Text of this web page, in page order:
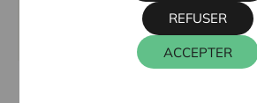
info@caapculture.be
www.caapculture.be/
ACCEPTER
REFUSER